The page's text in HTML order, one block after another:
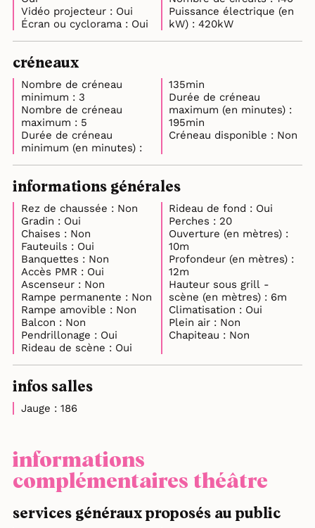
Vidéo projecteur : Oui
Écran ou cyclorama : Oui
Puissance électrique (en
kW) : 420kW
créneaux
Nombre de créneau
minimum : 3
Nombre de créneau
maximum : 5
Durée de créneau
minimum (en minutes) :
135min
Durée de créneau
maximum (en minutes) :
195min
Créneau disponible : Non
informations générales
Rez de chaussée : Non
Gradin : Oui
Chaises : Non
Fauteuils : Oui
Banquettes : Non
Accès PMR : Oui
Ascenseur : Non
Rampe permanente : Non
Rampe amovible : Non
Balcon : Non
Pendrillonage : Oui
Rideau de scène : Oui
Rideau de fond : Oui
Perches : 20
Ouverture (en mètres) :
10m
Profondeur (en mètres) :
12m
Hauteur sous grill -
scène (en mètres) : 6m
Climatisation : Oui
Plein air : Non
Chapiteau : Non
infos salles
Jauge : 186
informations
complémentaires théâtre
services généraux proposés au public